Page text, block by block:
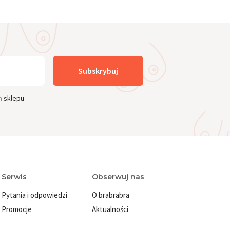
modelu z odpinanymi ramiączkami
się z brafitterką w salonie brabrabra.
Subskrybuj
sklepu
Serwis
Pytania i odpowiedzi
Promocje
Obserwuj nas
O brabrabra
Aktualności